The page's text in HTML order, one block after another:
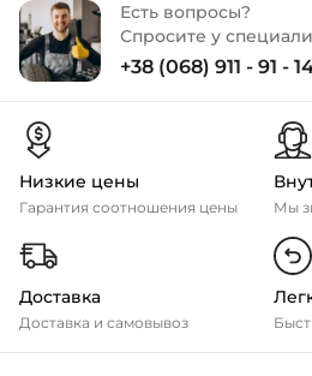
Есть вопросы?
Спросите у
+38 (068) 911 - 91 -
Низкие цены
Гарантия соотношения цены Мы
Доставка
Доставка и самовывоз